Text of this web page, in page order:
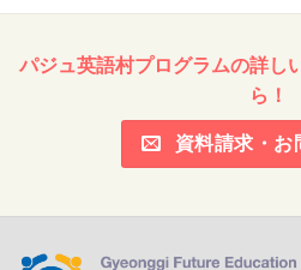
パジュ英語村プログラムの詳し
ら！
資料請求・お